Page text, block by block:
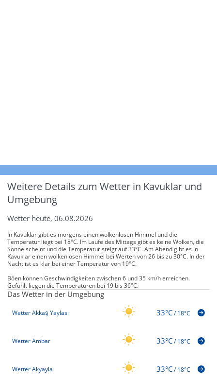
Weitere Details zum Wetter in Kavuklar und
Umgebung
Wetter heute, 06.08.2026
In Kavuklar gibt es morgens einen wolkenlosen Himmel und die
Temperatur liegt bei 18°C. Im Laufe des Mittags gibt es keine Wolken, die
Sonne scheint und die Temperatur steigt auf 33°C. Am Abend gibt es in
Kavuklar einen wolkenlosen Himmel bei Werten von 26 bis zu 30°C. In der
Nacht ist es klar bei einer Temperatur von 19°C.
Böen können Geschwindigkeiten zwischen 6 und 35 km/h erreichen.
Gefühlt liegen die Temperaturen bei 19 bis 36°C.
Das Wetter in der Umgebung
Wetter Akkaş Yaylası 33°C/18°C
Wetter Ambar 33°C/18°C
Wetter Akyayla 33°C/18°C